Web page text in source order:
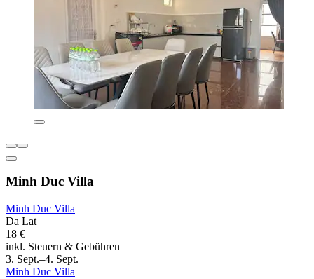
Minh Duc Villa
Minh Duc Villa
Da Lat
18 €
inkl. Steuern & Gebühren
3. Sept.–4. Sept.
Minh Duc Villa